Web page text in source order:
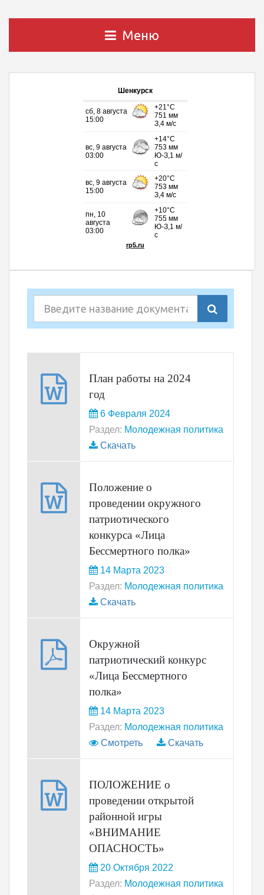
Меню
Шенкурск
План работы на 2024
год
6 Февраля 2024
Раздел: Молодежная политика
Скачать
Положение о
проведении окружного
патриотического
конкурса «Лица
Бессмертного полка»
14 Марта 2023
Раздел: Молодежная политика
Скачать
Окружной
патриотический конкурс
«Лица Бессмертного
полка»
14 Марта 2023
Раздел: Молодежная политика
Смотреть
Скачать
ПОЛОЖЕНИЕ о
проведении открытой
районной игры
«ВНИМАНИЕ
ОПАСНОСТЬ»
20 Октября 2022
Раздел: Молодежная политика